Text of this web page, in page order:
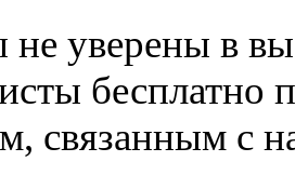
уверены в
связанным с